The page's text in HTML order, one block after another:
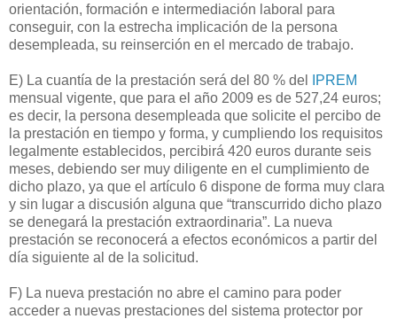
orientación, formación e intermediación laboral para
conseguir, con la estrecha implicación de la persona
desempleada, su reinserción en el mercado de trabajo.
E) La cuantía de la prestación será del 80 % del
IPREM
mensual vigente, que para el año 2009 es de 527,24 euros;
es decir, la persona desempleada que solicite el percibo de
la prestación en tiempo y forma, y cumpliendo los requisitos
legalmente establecidos, percibirá 420 euros durante seis
meses, debiendo ser muy diligente en el cumplimiento de
dicho plazo, ya que el artículo 6 dispone de forma muy clara
y sin lugar a discusión alguna que “transcurrido dicho plazo
se denegará la prestación extraordinaria”. La nueva
prestación se reconocerá a efectos económicos a partir del
día siguiente al de la solicitud.
F) La nueva prestación no abre el camino para poder
acceder a nuevas prestaciones del sistema protector por